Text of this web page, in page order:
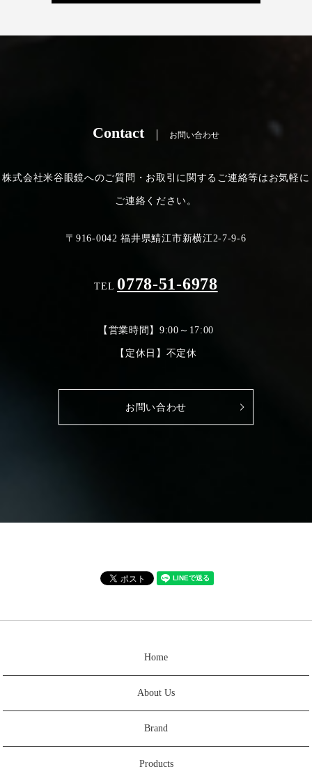
Contact お問い合わせ
株式会社米谷眼鏡へのご質問・お取引に関するご連絡等は お気軽に
ご連絡ください。
〒916-0042 福井県鯖江市新横江2-7-9-6
TEL 0778-51-6978
【営業時間】9:00～17:00
【定休日】不定休
お問い合わせ
Home
About Us
Brand
Products